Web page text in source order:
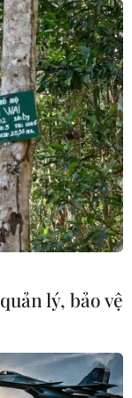
lý, bảo vệ